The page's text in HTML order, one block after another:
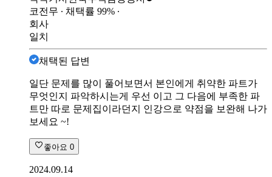
코전무 ∙ 채택률 99% ∙
회사
일치
채택된 답변
일단 문제를 많이 풀어보면서 본인에게 취약한 파트가
무엇인지 파악하시는게 우선 이고 그 다음에 부족한 파
트만 따로 문제집이라던지 인강으로 약점을 보완해 나가
보세요 ~!
좋아요 0
2024.09.14